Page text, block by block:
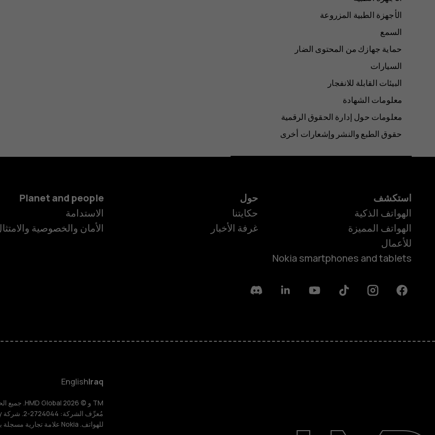
Terra M
HMD DUB
HMD Watch
الأجهزة الطبية المزروعة
السمع
حماية جهازك من المحتوى الضار
السيارات
البيئات القابلة للانفجار
معلومات الشهادة
معلومات حول إدارة الحقوق الرقمية
حقوق الطبع والنشر وإشعارات أخرى
استكشف
الهواتف الذكية
الهواتف المميزة
للأعمال
Nokia smartphones and tablets
حول
حكايتنا
غرفة الأخبار
Planet and people
الاستدامة
الأمان والخصوصية
Facebook
Instagram
Tiktok
Youtube
Linkedin
Discord
Iraq
English
للهواتف. Nokia علامة تجارية مسجلة باسم شركة Nokia Corporation.